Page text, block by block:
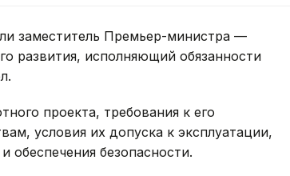
заместитель Премьер-министра —
развития, исполняющий обязанности
проекта, требования к его
условия их допуска к эксплуатации,
обеспечения безопасности.